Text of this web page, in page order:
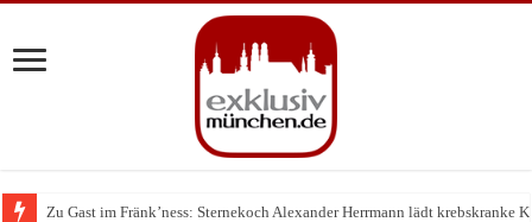
Zu Gast im Fränk’ness: Sternekoch Alexander Herrmann lädt krebskranke
Warum München gerade zum Treffpunkt der Lingerie-Branche wurde